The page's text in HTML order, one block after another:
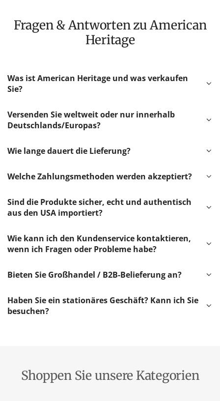
Fragen & Antworten zu American
Heritage
Was ist American Heritage und was verkaufen
Sie?
Versenden Sie weltweit oder nur innerhalb
Deutschlands/Europas?
Wie lange dauert die Lieferung?
Welche Zahlungsmethoden werden akzeptiert?
Sind die Produkte sicher, echt und authentisch
aus den USA importiert?
Wie kann ich den Kundenservice kontaktieren,
wenn ich Fragen oder Probleme habe?
Bieten Sie Großhandel / B2B-Belieferung an?
Haben Sie ein stationäres Geschäft? Kann ich Sie
besuchen?
Shoppen Sie unsere Kategorien